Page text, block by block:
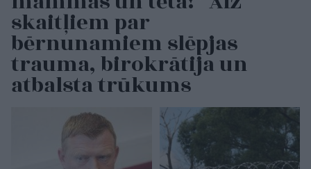
skaitļiem par
bērnunamiem slēpjas
trauma, birokrātija un
atbalsta trūkums